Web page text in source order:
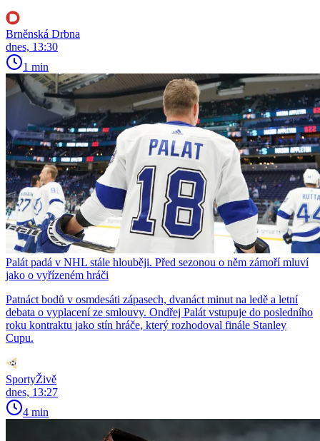
Brněnská Drbna
dnes, 13:30
1 min
Palát padá v NHL stále hlouběji. Před sezonou o něm zámoří mluví
jako o vyřízeném hráči
Patnáct bodů v osmdesáti zápasech, dvanáct minut na ledě a letní
debata o vyplacení ze smlouvy. Ondřej Palát vstupuje do posledního
roku kontraktu jako stín hráče, který rozhodoval finále Stanley
Cupu.
SportyŽivě
dnes, 13:27
4 min